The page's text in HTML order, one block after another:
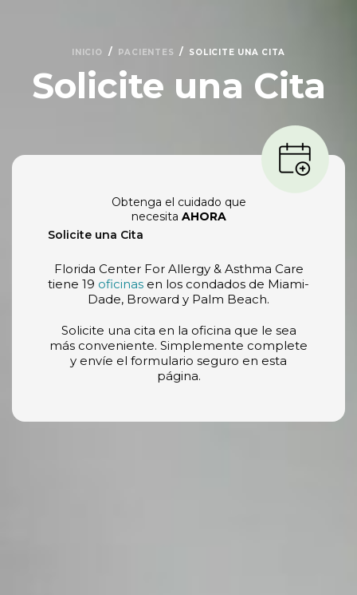
INICIO / PACIENTES / SOLICITE UNA CITA
Solicite una Cita
Obtenga el cuidado que
necesita AHORA
Solicite una Cita
Florida Center For Allergy & Asthma Care
tiene 19 oficinas en los condados de Miami-
Dade, Broward y Palm Beach.
Solicite una cita en la oficina que le sea
más conveniente. Simplemente complete
y envíe el formulario seguro en esta
página.